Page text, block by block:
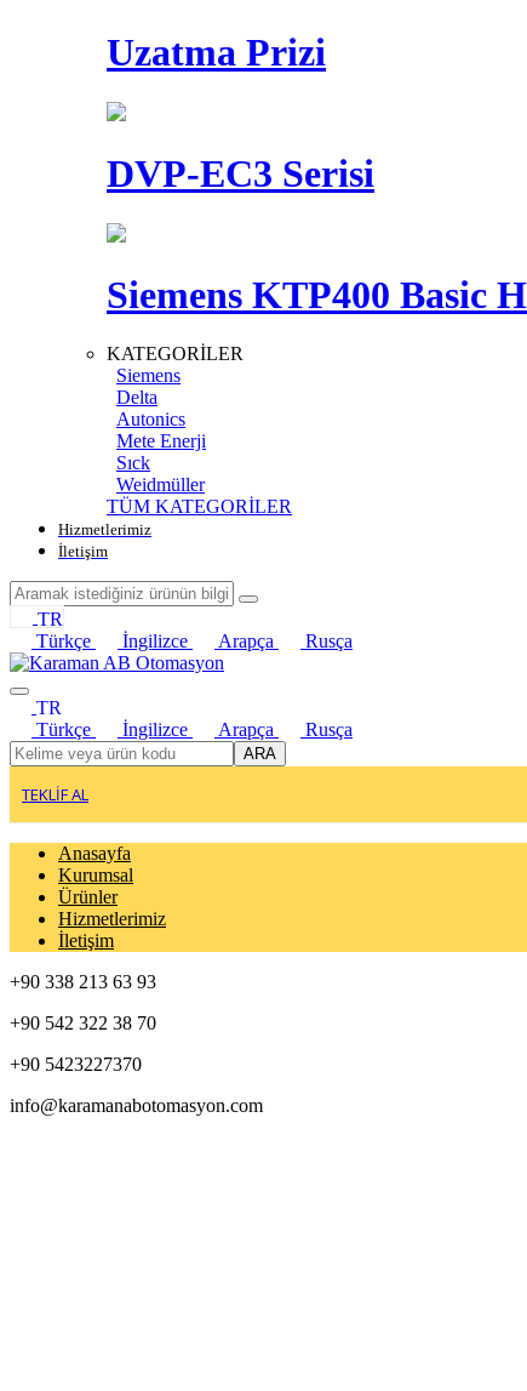
Uzatma Prizi
DVP-EC3 Serisi
Siemens KTP400 Basic
KATEGORİLER
Siemens
Delta
Autonics
Mete Enerji
Sıck
Weidmüller
TÜM KATEGORİLER
Hizmetlerimiz
İletişim
TR
Türkçe
İngilizce Arapça Rusça
TR
Türkçe
İngilizce Arapça Rusça
ARA
TEKLİF AL
Anasayfa
Kurumsal
Ürünler
Hizmetlerimiz
İletişim
+90 338 213 63 93
+90 542 322 38 70
+90 5423227370
info@karamanabotomasyon.com